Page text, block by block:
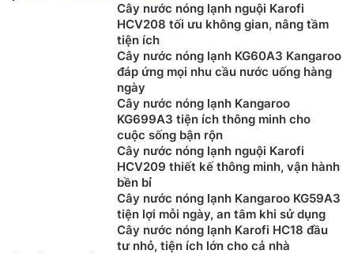
Cây nước nóng lạnh nguội Karofi
HCV208 tối ưu không gian, nâng tầm
tiện ích
Cây nước nóng lạnh KG60A3 Kangaroo
đáp ứng mọi nhu cầu nước uống hàng
ngày
Cây nước nóng lạnh Kangaroo
KG699A3 tiện ích thông minh cho
cuộc sống bận rộn
Cây nước nóng lạnh nguội Karofi
HCV209 thiết kế thông minh, vận hành
bền bỉ
Cây nước nóng lạnh Kangaroo KG59A3
tiện lợi mỗi ngày, an tâm khi sử dụng
Cây nước nóng lạnh Karofi HC18 đầu
tư nhỏ, tiện ích lớn cho cả nhà